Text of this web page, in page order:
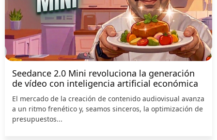
Seedance 2.0 Mini revoluciona la generación
de vídeo con inteligencia artificial económica
El mercado de la creación de contenido audiovisual avanza
a un ritmo frenético y, seamos sinceros, la optimización de
presupuestos...